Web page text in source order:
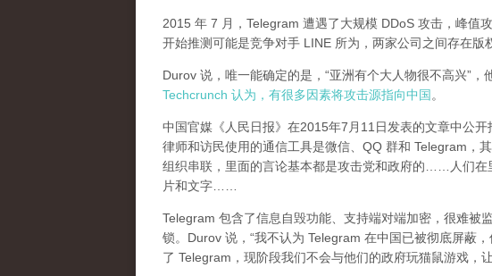
2015 年 7 月，Telegram 遭遇了大规模 DDoS 攻击，峰值
开始推测可能是竞争对手 LINE 所为，两家公司之间存在版
Durov 说，唯一能确定的是，“亚洲有个大人物很不高兴”，
Techcrunch 认为，有很多因素将攻击源指向中国 。
中国官媒《人民日报》在2015年7月11日发表的文章中公
律师和访民使用的通信工具是微信、QQ 群和 Telegram，
组织串联，里面的言论基本都是攻击党和政府的……人们在
片和文字……
Telegram 包含了信息自毁功能、支持端对端加密，很难被
锁。Durov 说，“我不认为 Telegram 在中国已被彻底屏蔽
了 Telegram，现阶段我们不会与他们的政府玩猫鼠游戏，